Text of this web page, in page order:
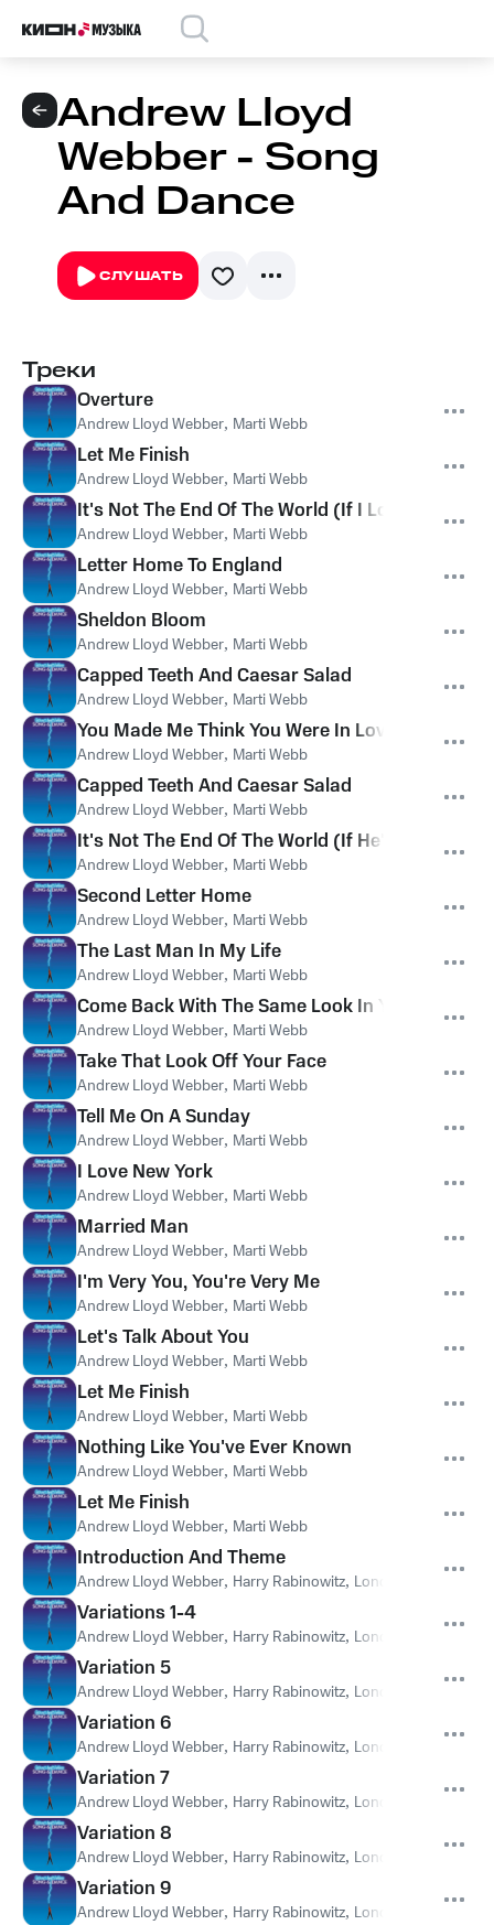
Andrew Lloyd
Webber - Song
And Dance
СЛУШАТЬ
Треки
Overture
Andrew Lloyd Webber, Marti Webb
Let Me Finish
Andrew Lloyd Webber, Marti Webb
It's Not The End Of The World (If I Lose Him)
Andrew Lloyd Webber, Marti Webb
Letter Home To England
Andrew Lloyd Webber, Marti Webb
Sheldon Bloom
Andrew Lloyd Webber, Marti Webb
Capped Teeth And Caesar Salad
Andrew Lloyd Webber, Marti Webb
You Made Me Think You Were In Love
Andrew Lloyd Webber, Marti Webb
Capped Teeth And Caesar Salad
Andrew Lloyd Webber, Marti Webb
It's Not The End Of The World (If He's Younger)
Andrew Lloyd Webber, Marti Webb
Second Letter Home
Andrew Lloyd Webber, Marti Webb
The Last Man In My Life
Andrew Lloyd Webber, Marti Webb
Come Back With The Same Look In Your Eyes
Andrew Lloyd Webber, Marti Webb
Take That Look Off Your Face
Andrew Lloyd Webber, Marti Webb
Tell Me On A Sunday
Andrew Lloyd Webber, Marti Webb
I Love New York
Andrew Lloyd Webber, Marti Webb
Married Man
Andrew Lloyd Webber, Marti Webb
I'm Very You, You're Very Me
Andrew Lloyd Webber, Marti Webb
Let's Talk About You
Andrew Lloyd Webber, Marti Webb
Let Me Finish
Andrew Lloyd Webber, Marti Webb
Nothing Like You've Ever Known
Andrew Lloyd Webber, Marti Webb
Let Me Finish
Andrew Lloyd Webber, Marti Webb
Introduction And Theme
Andrew Lloyd Webber, Harry Rabinowitz, London
Variations 1-4
Andrew Lloyd Webber, Harry Rabinowitz, London
Variation 5
Andrew Lloyd Webber, Harry Rabinowitz, London
Variation 6
Andrew Lloyd Webber, Harry Rabinowitz, London
Variation 7
Andrew Lloyd Webber, Harry Rabinowitz, London
Variation 8
Andrew Lloyd Webber, Harry Rabinowitz, London
Variation 9
Andrew Lloyd Webber, Harry Rabinowitz, London